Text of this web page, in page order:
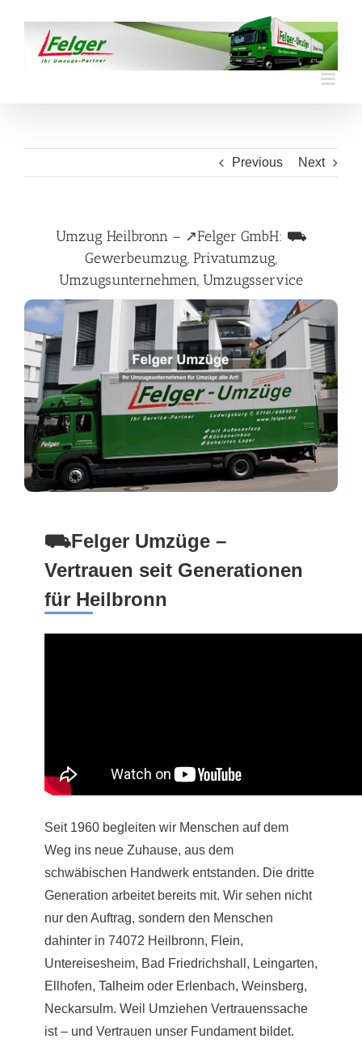
content
Previous Next
Umzug Heilbronn – ↗️Felger GmbH: ⛟
Gewerbeumzug, Privatumzug,
Umzugsunternehmen, Umzugsservice
⛟Felger Umzüge –
Vertrauen seit Generationen
für Heilbronn
Seit 1960 begleiten wir Menschen auf dem
Weg ins neue Zuhause, aus dem
schwäbischen Handwerk entstanden. Die dritte
Generation arbeitet bereits mit. Wir sehen nicht
nur den Auftrag, sondern den Menschen
dahinter in 74072 Heilbronn, Flein,
Untereisesheim, Bad Friedrichshall, Leingarten,
Ellhofen, Talheim oder Erlenbach, Weinsberg,
Neckarsulm. Weil Umziehen Vertrauenssache
ist – und Vertrauen unser Fundament bildet.